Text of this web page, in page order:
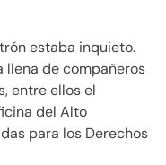
estaba inquieto.
llena de compañeros
entre ellos el
del Alto
para los Derechos